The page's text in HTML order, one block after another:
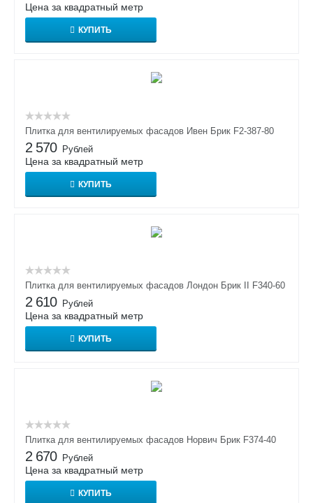
Цена за квадратный метр
КУПИТЬ
Плитка для вентилируемых фасадов Ивен Брик F2-387-80
2 570 Рублей
Цена за квадратный метр
КУПИТЬ
Плитка для вентилируемых фасадов Лондон Брик II F340-60
2 610 Рублей
Цена за квадратный метр
КУПИТЬ
Плитка для вентилируемых фасадов Норвич Брик F374-40
2 670 Рублей
Цена за квадратный метр
КУПИТЬ